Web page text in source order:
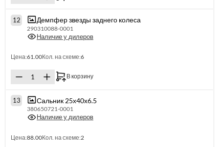
12 Демпфер звезды заднего колеса
290310088-0001
Наличие у дилеров
Цена:61.00Кол. на схеме:6
В корзину
13 Сальник 25х40х6.5
380650721-0001
Наличие у дилеров
Цена:88.00Кол. на схеме:2